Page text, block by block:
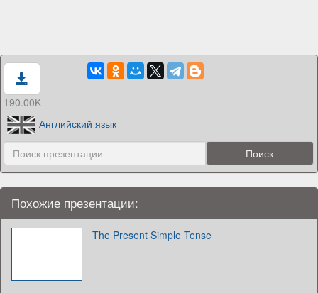
190.00K
Английский язык
Похожие презентации:
The Present Simple Tense